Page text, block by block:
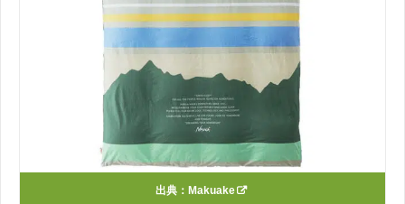
出典： Makuake